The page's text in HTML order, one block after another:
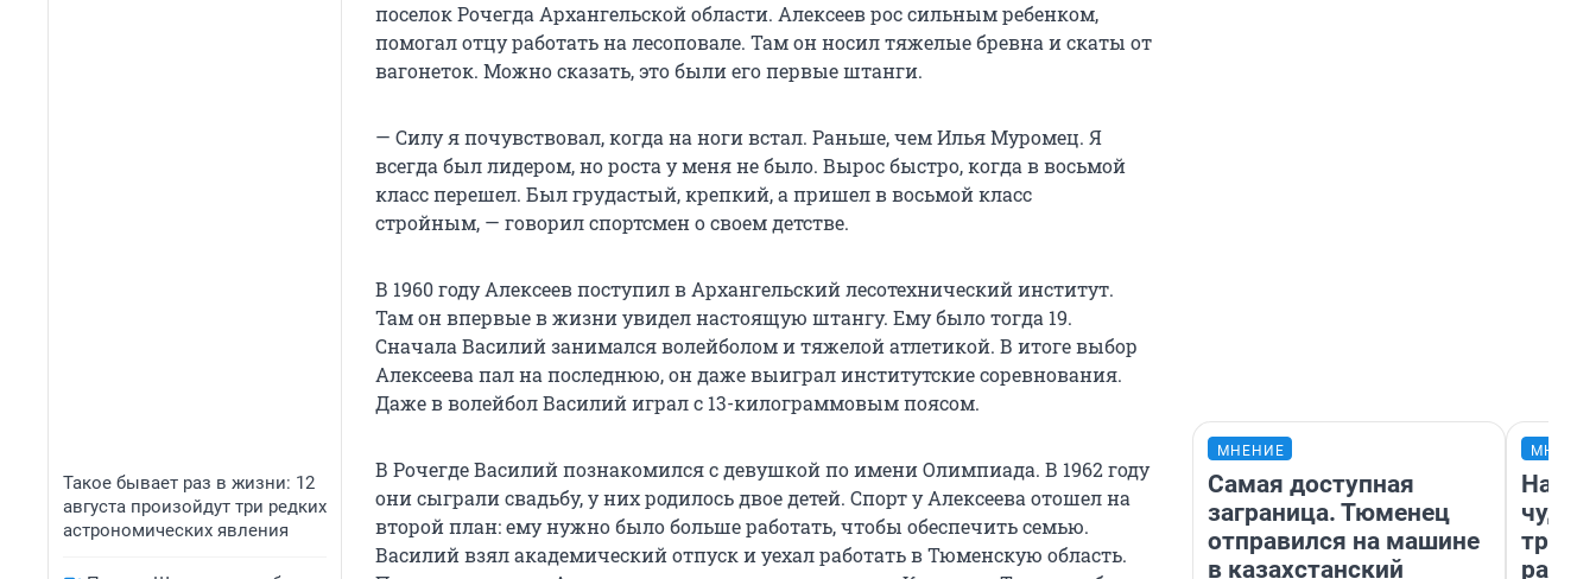
Такое бывает раз в жизни: 12
августа произойдут три редких
астрономических явления
поселок Рочегда Архангельской области. Алексеев рос сильным ребенком,
помогал отцу работать на лесоповале. Там он носил тяжелые бревна и скаты от
вагонеток. Можно сказать, это были его первые штанги.
— Силу я почувствовал, когда на ноги встал. Раньше, чем Илья Муромец. Я
всегда был лидером, но роста у меня не было. Вырос быстро, когда в восьмой
класс перешел. Был грудастый, крепкий, а пришел в восьмой класс
стройным, — говорил спортсмен о своем детстве.
В 1960 году Алексеев поступил в Архангельский лесотехнический институт.
Там он впервые в жизни увидел настоящую штангу. Ему было тогда 19.
Сначала Василий занимался волейболом и тяжелой атлетикой. В итоге выбор
Алексеева пал на последнюю, он даже выиграл институтские соревнования.
Даже в волейбол Василий играл с 13-килограммовымпоясом.
В Рочегде Василий познакомился с девушкой по имени Олимпиада. В 1962 году
они сыграли свадьбу, у них родилось двое детей. Спорт у Алексеева отошел на
второй план: ему нужно было больше работать, чтобы обеспечить семью.
Василий взял академический отпуск и уехал работать в Тюменскую область.
МНЕНИЕ
Самая доступная
заграница. Тюменец
отправился на машине
в казахстанский